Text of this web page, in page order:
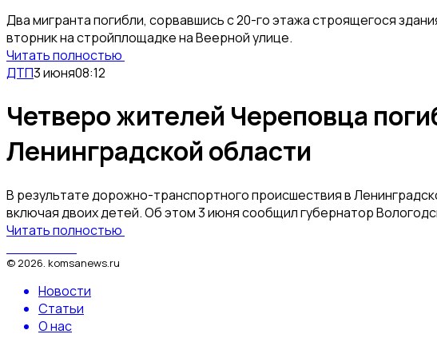
Два мигранта погибли, сорвавшись с 20-го этажа строящегося
вторник на стройплощадке на Веерной улице.
Читать полностью
ДТП3 июня08:12
Четверо жителей Череповца
Ленинградской области
В результате дорожно-транспортного происшествия в
включая двоих детей. Об этом 3 июня сообщил губернатор
Читать полностью
© 2026. komsanews.ru
Новости
Статьи
О нас